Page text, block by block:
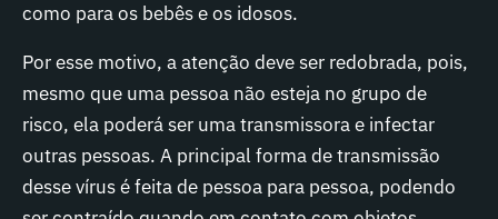
como para os bebês e os idosos.
Por esse motivo, a atenção deve ser redobrada, pois,
mesmo que uma pessoa não esteja no grupo de
risco, ela poderá ser uma transmissora e infectar
outras pessoas. A principal forma de transmissão
desse vírus é feita de pessoa para pessoa, podendo